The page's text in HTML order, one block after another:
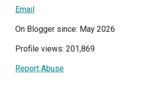
Email
On Blogger since: May 2026
Profile views: 201,869
Report Abuse